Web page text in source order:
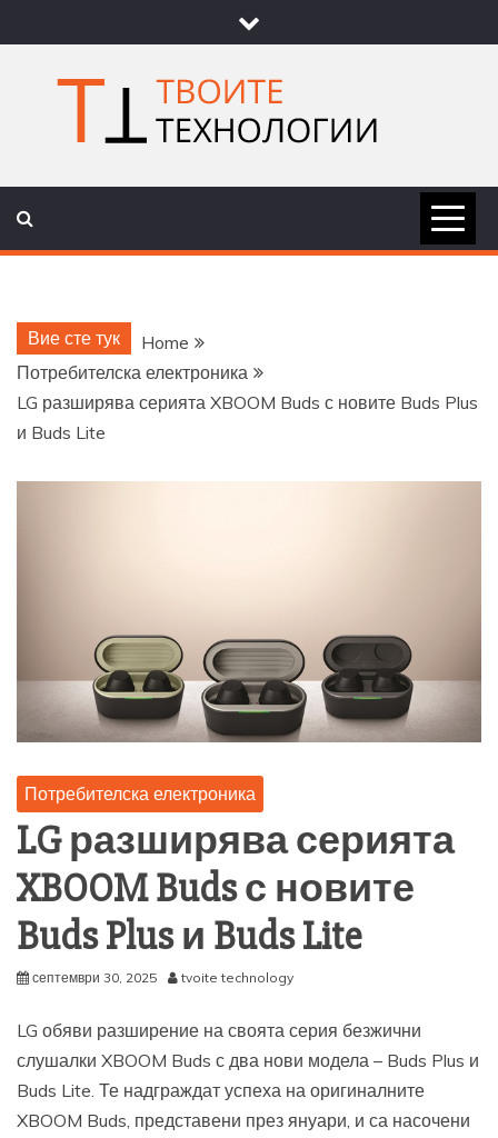
to
content
ТВОИТЕ
Вие сте тук
Home
Потребителска електроника
LG разширява серията XBOOM Buds с новите Buds Plus
и Buds Lite
Потребителска електроника
LG разширява серията
XBOOM Buds с новите
Buds Plus и Buds Lite
септември 30, 2025 tvoite technology
LG обяви разширение на своята серия безжични
слушалки XBOOM Buds с два нови модела – Buds Plus и
Buds Lite. Те надграждат успеха на оригиналните
XBOOM Buds, представени през януари, и са насочени